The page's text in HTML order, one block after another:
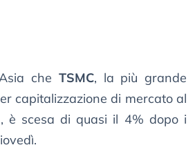
che TSMC, la più grande
capitalizzazione di mercato al
è scesa di quasi il 4% dopo i